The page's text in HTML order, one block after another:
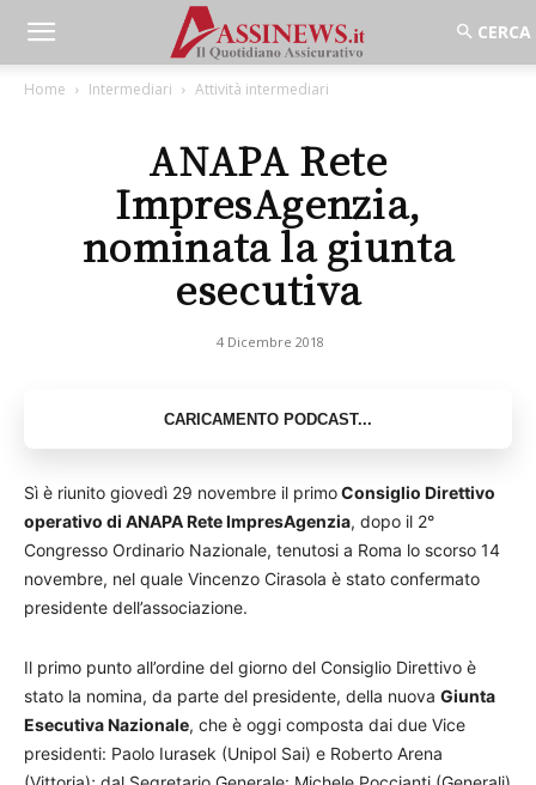
Home Intermediari Attività intermediari
ANAPA Rete
ImpresAgenzia,
nominata la giunta
esecutiva
4 Dicembre 2018
Sì è riunito giovedì 29 novembre il primoConsiglio Direttivo
operativo di ANAPA Rete ImpresAgenzia, dopo il 2°
Congresso Ordinario Nazionale, tenutosi a Roma lo scorso 14
novembre, nel quale Vincenzo Cirasola è stato confermato
presidente dell’associazione.
Il primo punto all’ordine del giorno del Consiglio Direttivo è
stato la nomina, da parte del presidente, della nuova Giunta
Esecutiva Nazionale, che è oggi composta dai due Vice
presidenti: Paolo Iurasek (Unipol Sai) e Roberto Arena